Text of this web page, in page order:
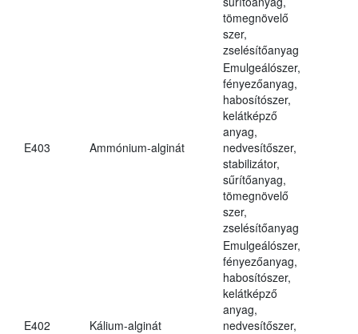
tömegnövelő
szer,
zselésítőanyag
E403 Ammónium-alginát
Emulgeálószer,
fényezőanyag,
habosítószer,
kelátképző
anyag,
nedvesítőszer,
stabilizátor,
sűrítőanyag,
tömegnövelő
szer,
zselésítőanyag
E402 Kálium-alginát
Emulgeálószer,
fényezőanyag,
habosítószer,
kelátképző
anyag,
nedvesítőszer,